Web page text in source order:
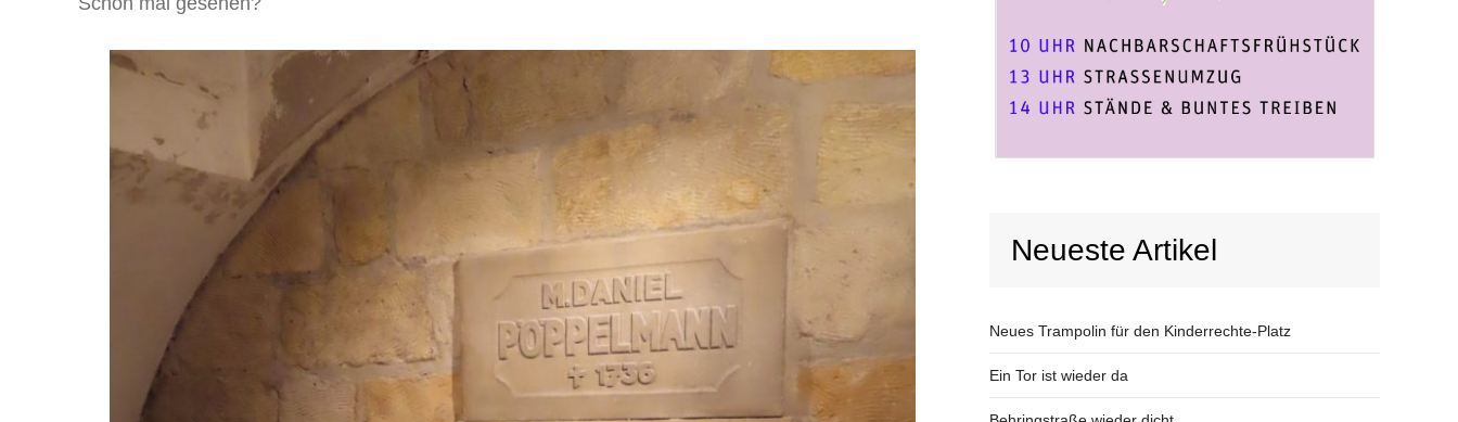
Neueste Artikel
Neues Trampolin für den Kinderrechte-Platz
Ein Tor ist wieder da